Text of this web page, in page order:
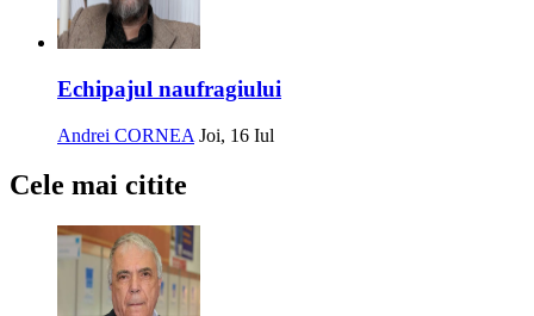
Echipajul naufragiului
Andrei CORNEA Joi, 16 Iul
Cele mai citite